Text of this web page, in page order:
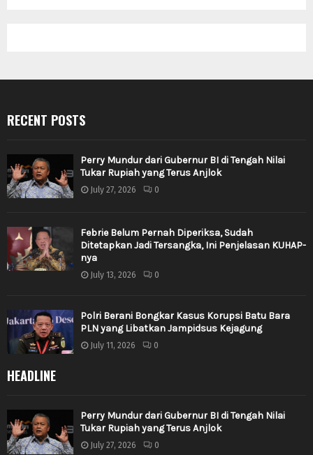
RECENT POSTS
Perry Mundur dari Gubernur BI di Tengah Nilai
Tukar Rupiah yang Terus Anjlok
July 27, 2026 0
Febrie Belum Pernah Diperiksa, Sudah
Ditetapkan Jadi Tersangka, Ini Penjelasan KUHAP-
nya
July 13, 2026 0
Polri Berani Bongkar Kasus Korupsi Batu Bara
PLN yang Libatkan Jampidsus Kejagung
July 11, 2026 0
HEADLINE
Perry Mundur dari Gubernur BI di Tengah Nilai
Tukar Rupiah yang Terus Anjlok
July 27, 2026 0